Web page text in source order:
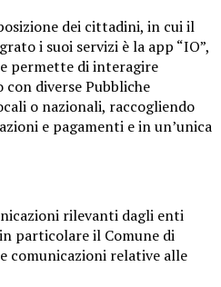
dei cittadini, in cui il
i suoi servizi è la app “IO”,
permette di interagire
diverse Pubbliche
o nazionali, raccogliendo
e pagamenti e in un’unica
rilevanti dagli enti
particolare il Comune di
comunicazioni relative alle